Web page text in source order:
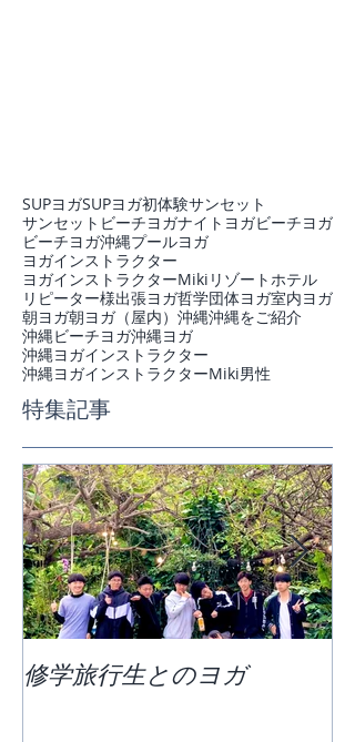
SUPヨガSUPヨガ初体験サンセット
サンセットビーチヨガナイトヨガビーチヨガ
ビーチヨガ沖縄プールヨガ
ヨガインストラクター
ヨガインストラクターMiki リゾートホテル
リピーター様出張ヨガ哲学団体ヨガ室内ヨガ
朝ヨガ朝ヨガ（屋内） 沖縄沖縄をご紹介
沖縄ビーチヨガ沖縄ヨガ
沖縄ヨガインストラクター
沖縄ヨガインストラクターMiki男性
特集記事
修学旅行生とのヨガ